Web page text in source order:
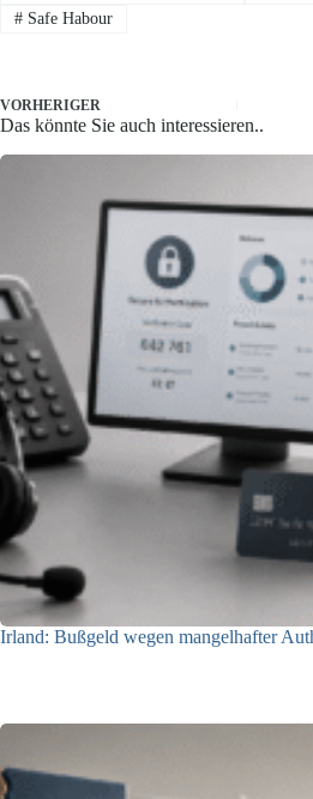
#Safe Habour
VORHERIGER
Das könnte Sie auch interessieren..
Irland: Bußgeld wegen mangelhafter